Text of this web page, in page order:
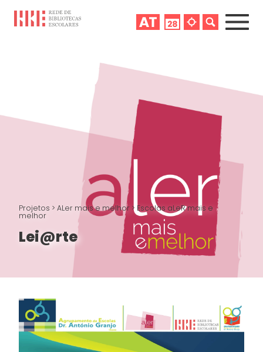
Projetos >ALer mais e melhor > Escolas aLeR mais e
melhor
Lei@rte